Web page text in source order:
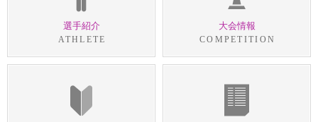
選手紹介
ATHLETE
大会情報
COMPETITION